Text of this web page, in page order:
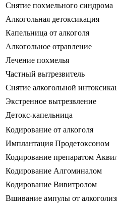
Снятие похмельного синдрома
Алкогольная детоксикация
Капельница от алкоголя
Алкогольное отравление
Лечение похмелья
Частный вытрезвитель
Снятие алкогольной
Экстренное вытрезвление
Детокс-капельница
Кодирование от алкоголя
Имплантация Продетоксоном
Кодирование препаратом
Кодирование Алгоминалом
Кодирование Вивитролом
Вшивание ампулы от